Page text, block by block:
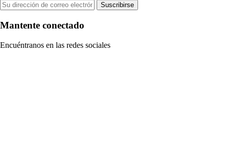
Suscribirse
Mantente conectado
Encuéntranos en las redes sociales